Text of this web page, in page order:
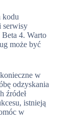
kodu
serwisy
4. Warto
może być
w
odzyskania
źródeł
istnieją
w